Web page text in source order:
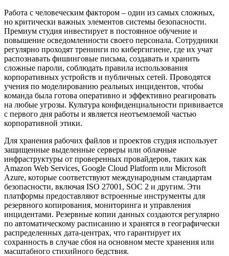
Работа с человеческим фактором – один из самых сложных,
но критически важных элементов системы безопасности.
Премиум студия инвестирует в постоянное обучение и
повышение осведомленности своего персонала. Сотрудники
регулярно проходят тренинги по кибергигиене, где их учат
распознавать фишинговые письма, создавать и хранить
сложные пароли, соблюдать правила использования
корпоративных устройств и публичных сетей. Проводятся
учения по моделированию реальных инцидентов, чтобы
команда была готова оперативно и эффективно реагировать
на любые угрозы. Культура конфиденциальности прививается
с первого дня работы и является неотъемлемой частью
корпоративной этики.
Для хранения рабочих файлов и проектов студия использует
защищенные выделенные серверы или облачные
инфраструктуры от проверенных провайдеров, таких как
Amazon Web Services, Google Cloud Platform или Microsoft
Azure, которые соответствуют международным стандартам
безопасности, включая ISO 27001, SOC 2 и другим. Эти
платформы предоставляют встроенные инструменты для
резервного копирования, мониторинга и управления
инцидентами. Резервные копии данных создаются регулярно
по автоматическому расписанию и хранятся в географически
распределенных дата-центрах, что гарантирует их
сохранность в случае сбоя на основном месте хранения или
масштабного стихийного бедствия.